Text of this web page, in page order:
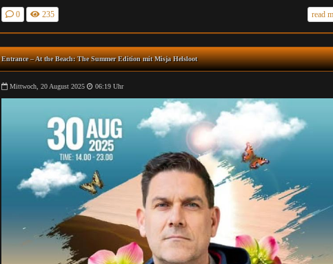
0 235 read
Entrance – At the Beach: The Summer Edition mit Misja Helsloot
Mittwoch, 20 August 2025 06:19 Uhr